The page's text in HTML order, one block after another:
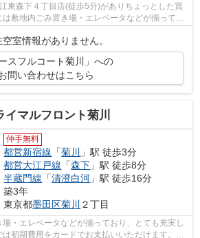
東森下４丁目店(徒歩5分)がありちょっとした買
敷地内ごみ置き場・エレベータなどが揃ってお
室情報がありません。
ースフルコート菊川」への
問い合わせはこちら
イマルフロント菊川
仲手無料
都営新宿線 「菊川 」駅 徒歩3分
都営大江戸線 「森下 」駅 徒歩8分
半蔵門線 「清澄白河 」駅 徒歩16分
築3年
東京都墨田区菊川 ２丁目
・エレベータなどが揃っており、とても充実し
初期費用をカードでお支払いいただけます。周